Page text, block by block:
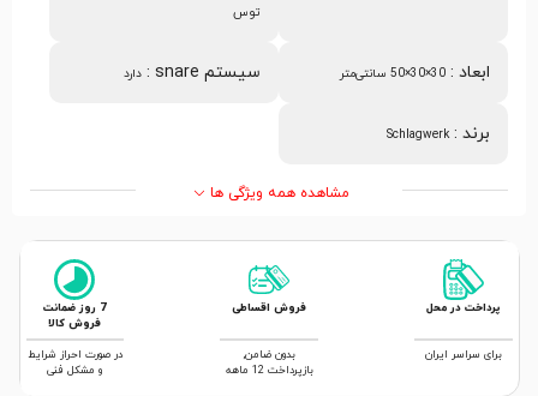
توس
ابعاد : 30×30×50 سانتی‌متر سیستم snare :دارد
برند :
Schlagwerk
مشاهده همه ویژگی ها
پرداخت در محل
برای سراسر ایران
فروش اقساطی
بدون ضامن,
بازپرداخت 12 ماهه
7 روز ضمانت
فروش کالا
در صورت احراز شرایط
و مشکل فنی